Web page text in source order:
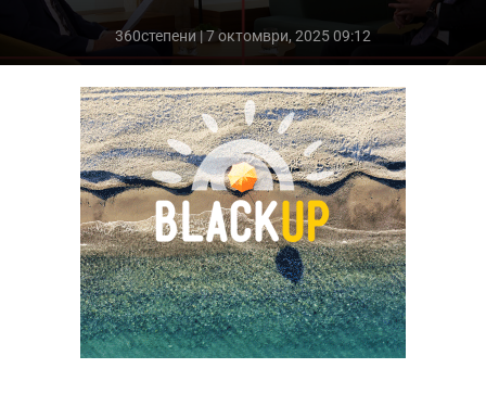
360степени| 7 октомври, 2025 09:12